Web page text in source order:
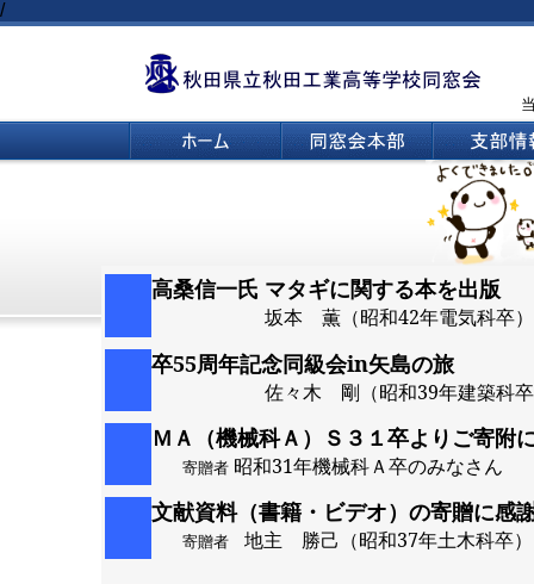
/
高桑信一氏 マタギに関する本を出版
坂本 薫（昭和42年電気科卒）
卒55周年記念同級会in矢島の旅
佐々木 剛（昭和39年建築科
ＭＡ（機械科Ａ）Ｓ３１卒よりご寄附
寄贈者昭和31年機械科Ａ卒のみなさん
文献資料（書籍・ビデオ）の寄贈に感
寄贈者 地主 勝己（昭和37年土木科卒）